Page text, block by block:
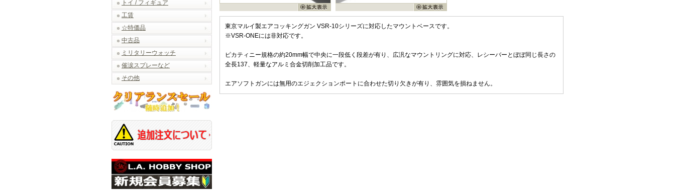
トイ / フィギュア
工賃
☆特価品
中古品
ミリタリーウォッチ
催涙スプレーなど
その他
東京マルイ製エアコッキングガン VSR-10シリーズに対応したマウントベースです。
※VSR-ONEには非対応です。
ピカティニー規格の約20mm幅で中央に一段低く段差が有り、広汎なマウントリングに対応、レシーバーとぼぼ同じ長さの
全長137、軽量なアルミ合金切削加工品です。
エアソフトガンには無用のエジェクションポートに合わせた切り欠きが有り、雰囲気を損ねません。